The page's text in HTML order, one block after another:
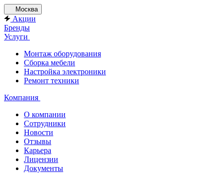
Москва
Акции
Бренды
Услуги
Монтаж оборудования
Сборка мебели
Настройка электроники
Ремонт техники
Компания
О компании
Сотрудники
Новости
Отзывы
Карьера
Лицензии
Документы